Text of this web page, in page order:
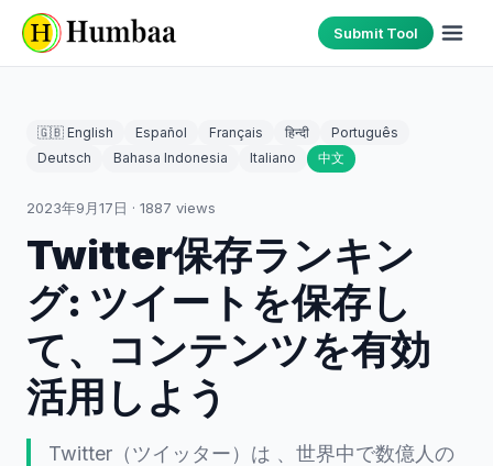
Submit Tool
🇬🇧 English Español Français हिन्दी
Português
Deutsch
Bahasa Indonesia Italiano 中文
2023年9月17日 · 1887 views
Twitter保存ランキン
グ: ツイートを保存し
て、コンテンツを有効
活用しよう
Twitter（ツイッター）は 、世界中で数億人の